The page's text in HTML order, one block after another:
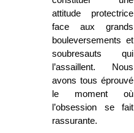
attitude protectrice
face aux grands
bouleversements et
soubresauts qui
l’assaillent. Nous
avons tous éprouvé
le moment où
l’obsession se fait
rassurante.